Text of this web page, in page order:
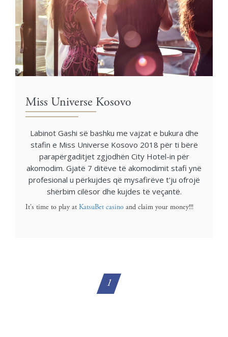
Miss Universe Kosovo
Labinot Gashi së bashku me vajzat e bukura dhe
stafin e Miss Universe Kosovo 2018 për ti bërë
parapërgaditjet zgjodhën City Hotel-in për
akomodim. Gjatë 7 ditëve të akomodimit stafi ynë
profesional u përkujdes që mysafirëve t'ju ofrojë
shërbim cilësor dhe kujdes të veçantë.
It's time to play at KatsuBet casino and claim your money!!!
1